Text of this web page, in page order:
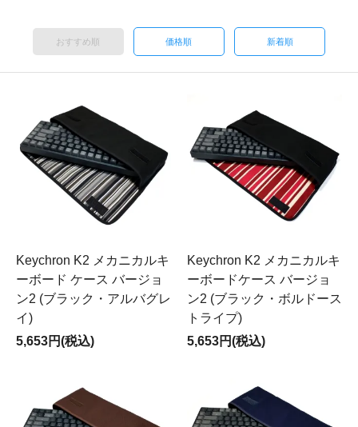
おすすめ順 価格順 新着順
Keychron K2 メカニカルキ
ーボード ケース バージョ
ン2 (ブラック・アルバグレ
イ)
5,653円(税込)
Keychron K2 メカニカルキ
ーボードケース バージョ
ン2 (ブラック・ボルドース
トライプ)
5,653円(税込)